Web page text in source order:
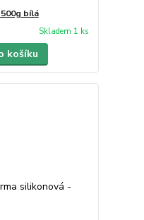
bílá
Skladem 1 ks
košíku